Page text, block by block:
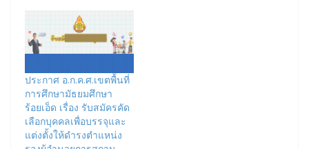
ประกาศ อ.ก.ค.ศ.เขตพื้นที่
การศึกษามัธยมศึกษา
ร้อยเอ็ด เรื่อง รับสมัครคัด
เลือกบุคคลเพื่อบรรจุและ
แต่งตั้งให้ดำรงตำแหน่ง